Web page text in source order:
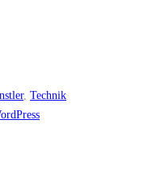
, Technik